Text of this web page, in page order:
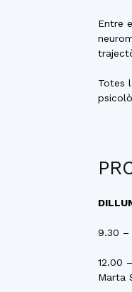
Entre
Totes
9.30 –
12.00
Marta